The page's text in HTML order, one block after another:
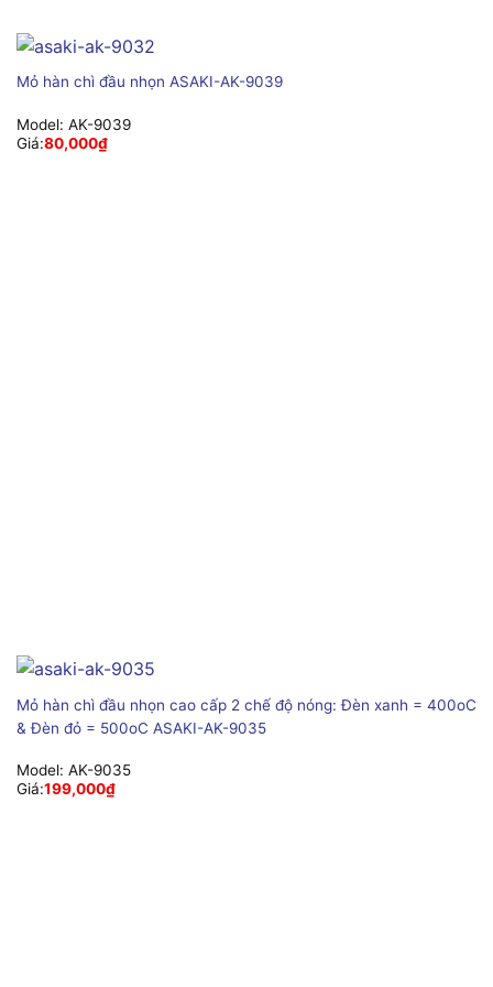
Mỏ hàn chì đầu nhọn ASAKI-AK-9039
Model: AK-9039
Giá:80,000₫
Mỏ hàn chì đầu nhọn cao cấp 2 chế độ nóng: Đèn xanh = 400oC
& Đèn đỏ = 500oC ASAKI-AK-9035
Model: AK-9035
Giá:199,000₫